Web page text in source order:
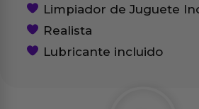
Limpiador de Juguete
Realista
Lubricante incluido